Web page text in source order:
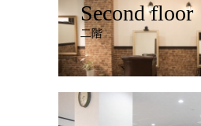
Second floor
二階